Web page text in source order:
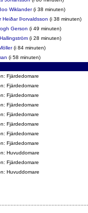
Wiklander(i 38 minuten)
Heiðar Þorvaldsson (i 38 minuten)
Gerson (i 49 minuten)
(i 28 minuten)
(i 84 minuten)
(i 58 minuten)
Fjärdedomare
Fjärdedomare
Fjärdedomare
Fjärdedomare
Fjärdedomare
Fjärdedomare
Fjärdedomare
Fjärdedomare
Huvuddomare
Fjärdedomare
Huvuddomare